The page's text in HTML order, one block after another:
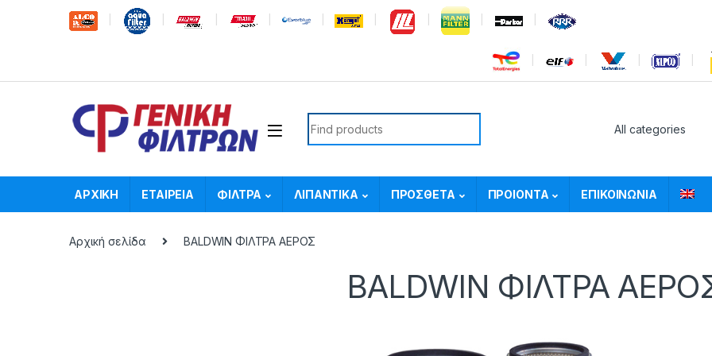
Skip to navigation
Skip to content
Search for:
ΑΡΧΙΚΗ ΕΤΑΙΡΕΙΑ ΦΙΛΤΡΑ ΛΙΠΑΝΤΙΚΑ ΠΡΟΣΘΕΤΑ ΠΡΟΙΟΝΤΑ ΕΠΙΚΟΙΝΩΝΙΑ
Αρχική σελίδα BALDWIN ΦΙΛΤΡΑ ΑΕΡΟΣ
BALDWIN ΦΙΛΤΡΑ